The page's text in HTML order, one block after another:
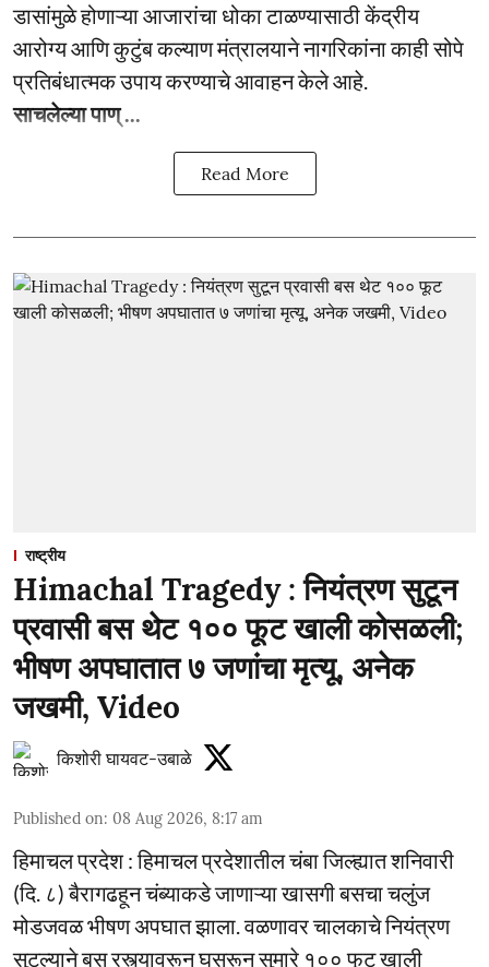
डासांमुळे होणाऱ्या आजारांचा धोका टाळण्यासाठी केंद्रीय
आरोग्य आणि कुटुंब कल्याण मंत्रालयाने नागरिकांना काही सोपे
प्रतिबंधात्मक उपाय करण्याचे आवाहन केले आहे.
साचलेल्या पाण् ...
Read More
राष्ट्रीय
Himachal Tragedy : नियंत्रण सुटून
प्रवासी बस थेट १०० फूट खाली कोसळली;
भीषण अपघातात ७ जणांचा मृत्यू, अनेक
जखमी, Video
किशोरी घायवट-उबाळे
Published on: 08 Aug 2026, 8:17 am
हिमाचल प्रदेश : हिमाचल प्रदेशातील चंबा जिल्ह्यात शनिवारी
(दि. ८) बैरागढहून चंब्याकडे जाणाऱ्या खासगी बसचा चलुंज
मोडजवळ भीषण अपघात झाला. वळणावर चालकाचे नियंत्रण
सुटल्याने बस रस्त्यावरून घसरून सुमारे १०० फूट खाली